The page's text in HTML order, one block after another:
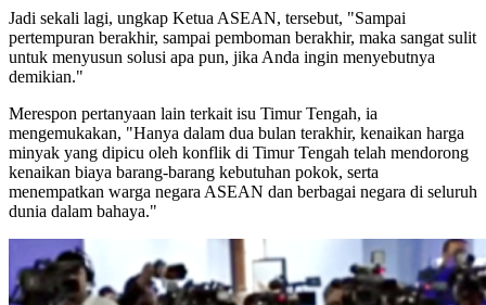
Jadi sekali lagi, ungkap Ketua ASEAN, tersebut, "Sampai
pertempuran berakhir, sampai pemboman berakhir, maka sangat sulit
untuk menyusun solusi apa pun, jika Anda ingin menyebutnya
demikian."
Merespon pertanyaan lain terkait isu Timur Tengah, ia
mengemukakan, "Hanya dalam dua bulan terakhir, kenaikan harga
minyak yang dipicu oleh konflik di Timur Tengah telah mendorong
kenaikan biaya barang-barang kebutuhan pokok, serta
menempatkan warga negara ASEAN dan berbagai negara di seluruh
dunia dalam bahaya."